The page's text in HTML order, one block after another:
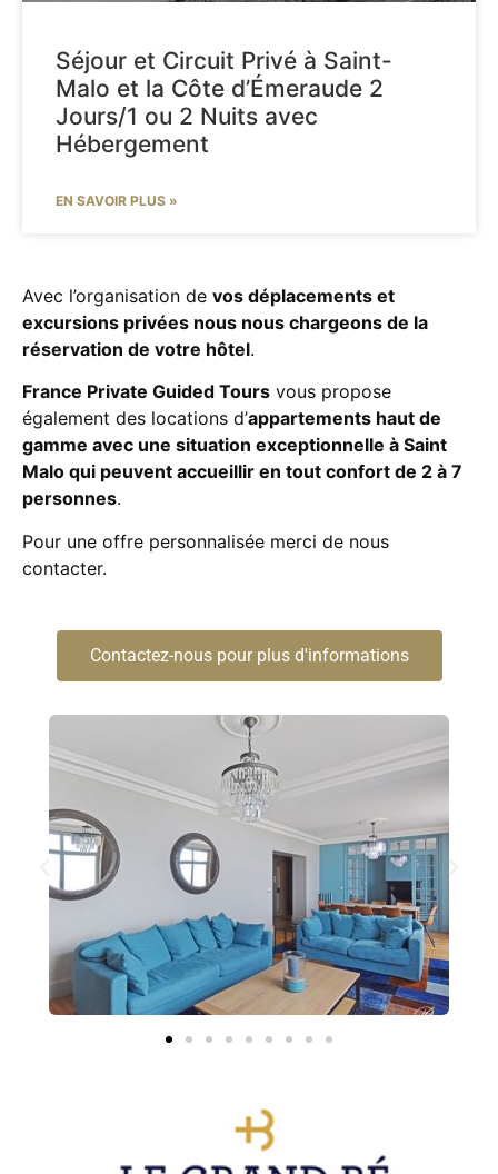
Séjour et Circuit Privé à Saint-
Malo et la Côte d’Émeraude 2
Jours/1 ou 2 Nuits avec
Hébergement
EN SAVOIR PLUS »
Avec l’organisation de vos déplacements et
excursions privées nous nous chargeons de la
réservation de votre hôtel.
France Private Guided Tours vous propose
également des locations d’appartements haut de
gamme avec une situation exceptionnelle à Saint
Malo qui peuvent accueillir en tout confort de 2 à 7
personnes.
Pour une offre personnalisée merci de nous
contacter.
Contactez-nous pour plus d'informations